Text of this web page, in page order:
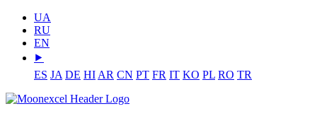
UA
RU
EN
⯈
ES JA DE HI AR CN PT FR IT KO PL RO TR